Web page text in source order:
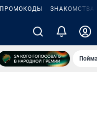
ПРОМОКОДЫ ЗНАКОМСТВА